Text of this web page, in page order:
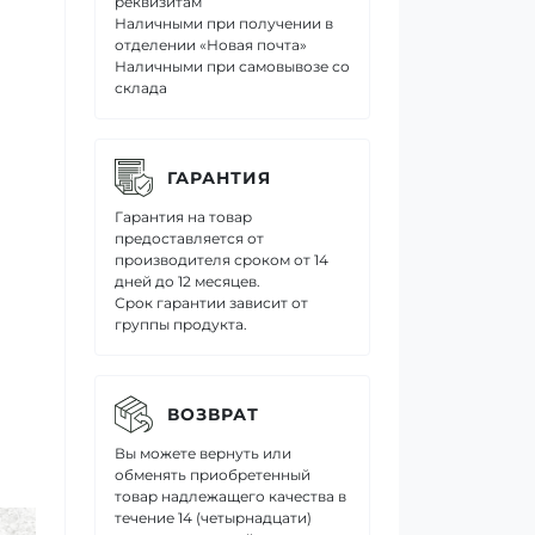
Наличными при получении в
отделении «Новая почта»
Наличными при самовывозе со
склада
ГАРАНТИЯ
Гарантия на товар
предоставляется от
производителя сроком от 14
дней до 12 месяцев.
Срок гарантии зависит от
группы продукта.
ВОЗВРАТ
Вы можете вернуть или
обменять приобретенный
товар надлежащего качества в
течение 14 (четырнадцати)